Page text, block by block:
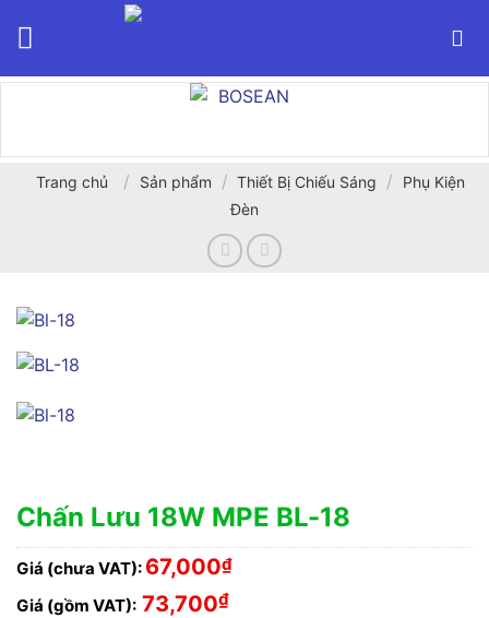
Trang chủ / Sản phẩm / Thiết Bị Chiếu Sáng /
Phụ Kiện
Đèn
Chấn Lưu 18W MPE BL-18
Giá (chưa VAT): 67,000₫
Giá (gồm VAT): 73,700₫